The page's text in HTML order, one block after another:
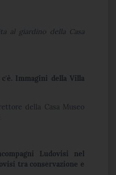
al giardino della Casa
Immagini della Villa
della Casa Museo
Ludovisi nel
tra conservazione e